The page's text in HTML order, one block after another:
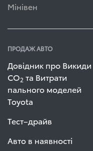
Мінівен
ПРОДАЖ АВТО
Довідник про Викиди
СО2 та Витрати
пального моделей
Toyota
Тест–драйв
Авто в наявності